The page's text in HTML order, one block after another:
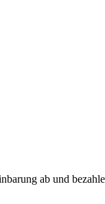
ab und